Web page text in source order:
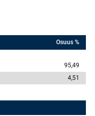
Osuus %
95,49
4,51